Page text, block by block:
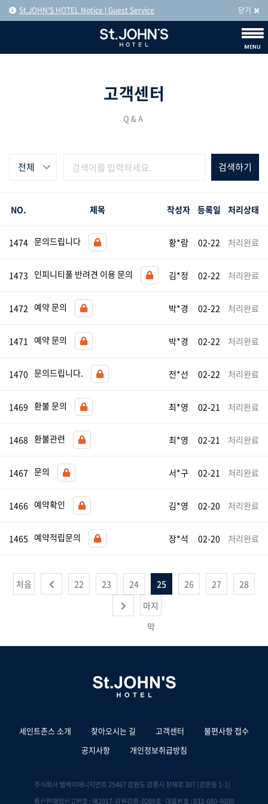
St.JOHN'S HOTEL Notice | Guest Service 닫기
고객센터
Q&A
전체
NO. 제목 작성자 등록일 처리상태
1474 문의드립니다 황*람 02-22 처리완료
1473 인피니티풀 반려견 이용 문의 김*정 02-22 처리완료
1472 예약 문의 박*경 02-22 처리완료
1471 예약 문의 박*경 02-22 처리완료
1470 문의드립니다. 전*선 02-22 처리완료
1469 환불 문의 최*영 02-21 처리완료
1468 환불관련 최*영 02-21 처리완료
1467 문의 서*구 02-21 처리완료
1466 예약확인 김*영 02-20 처리완료
1465 예약적립문의 장*석 02-20 처리완료
처음 22 23 24 25 26 27
28
마지
막
세인트존스 소개 찾아오시는 길 고객센터
불편사항 접수
공지사항
개인정보취급방침
주식회사 엘케이매니지먼트 25467 강원도 강릉시 창해로 307 (강문동 1-1)
통신판매업신고번호 : 제2017-강원강릉-0289호 대표번호 : 033-660-9000